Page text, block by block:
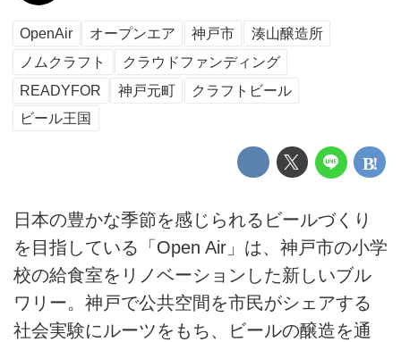
OpenAir オープンエア 神戸市
湊山醸造所
ノムクラフト
クラウドファンディング
READYFOR
神戸元町
クラフトビール
ビール王国
日本の豊かな季節を感じられるビールづくり
を目指している「Open Air」は、神戸市の小学
校の給食室をリノベーションした新しいブル
ワリー。神戸で公共空間を市民がシェアする
社会実験にルーツをもち、ビールの醸造を通